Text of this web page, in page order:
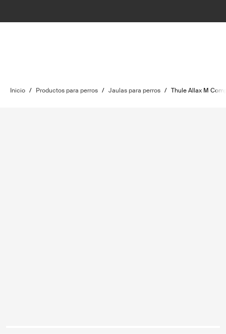
Inicio / Productos para perros / Jaulas para perros / Thule Allax M